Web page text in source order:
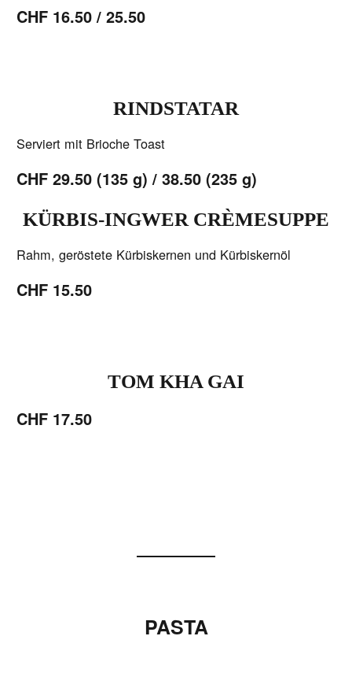
CHF 16.50 / 25.50
RINDSTATAR
Serviert mit Brioche Toast
CHF 29.50 (135 g) / 38.50 (235 g)
KÜRBIS-INGWER CRÈMESUPPE
Rahm, geröstete Kürbiskernen und Kürbiskernöl
CHF 15.50
TOM KHA GAI
CHF 17.50
PASTA